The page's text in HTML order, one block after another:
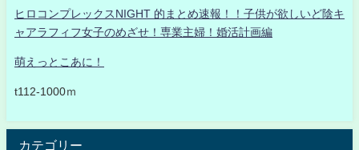
ヒロコンプレックスNIGHT 的まとめ速報！！子供が欲しいど陰キ
ャアラフィフ女子のめざせ！専業主婦！婚活計画編
萌えっとこあに！
t112-1000ｍ
カテゴリー